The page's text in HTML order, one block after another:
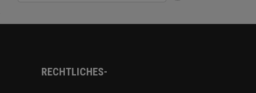
RECHTLICHES-